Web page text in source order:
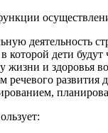
деятельность
которой дети
жизни и здоровья
речевого